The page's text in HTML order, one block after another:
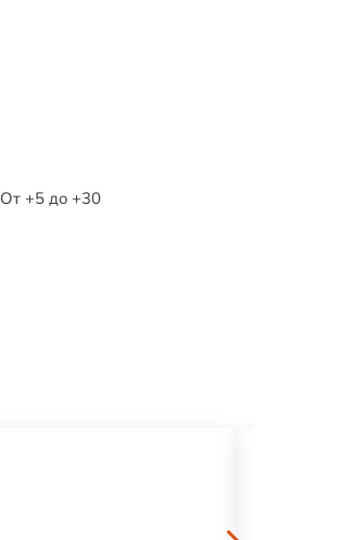
От +5 до +30